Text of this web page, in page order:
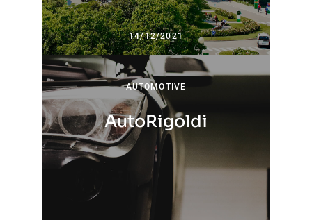
14/12/2021
AUTOMOTIVE
AutoRigoldi